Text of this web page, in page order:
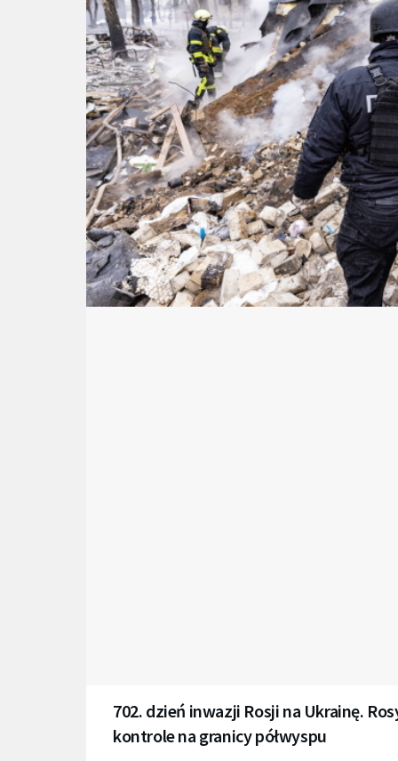
702. dzień inwazji Rosji na Ukrainę.
kontrole na granicy półwyspu